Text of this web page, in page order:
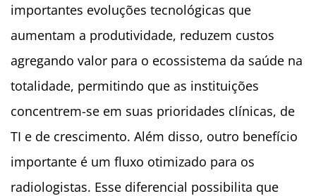
importantes evoluções tecnológicas que
aumentam a produtividade, reduzem custos
agregando valor para o ecossistema da saúde na
totalidade, permitindo que as instituições
concentrem-se em suas prioridades clínicas, de
TI e de crescimento. Além disso, outro benefício
importante é um fluxo otimizado para os
radiologistas. Esse diferencial possibilita que